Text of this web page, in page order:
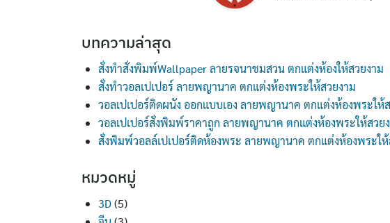
บทความล่าสุด
สั่งทำสั่งพิมพ์Wallpaper ลายรจนาชมสวน ตกแต่งห้องให้สวยงาม
สั่งทำวอลเปเปอร์ ลายพญานาค ตกแต่งห้องพระให้สวยงาม
วอลเปเปอร์ติดผนัง ออกแบบเอง ลายพญานาค ตกแต่งห้องพระให้
วอลเปเปอร์สั่งพิมพ์ราคาถูก ลายพญานาค ตกแต่งห้องพระให้สวย
สั่งพิมพ์วอลล์เปเปอร์ติดห้องพระ ลายพญานาค ตกแต่งห้องพระให้
หมวดหมู่
3D(5)